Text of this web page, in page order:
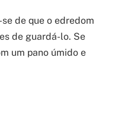
de que o edredom
de guardá-lo. Se
um pano úmido e